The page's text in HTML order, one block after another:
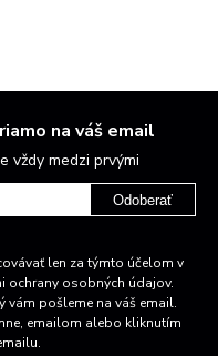
na váš email
vždy medzi prvými
Odoberať
len za týmto účelom v
osobných údajov.
pošleme na váš email.
emailom alebo kliknutím